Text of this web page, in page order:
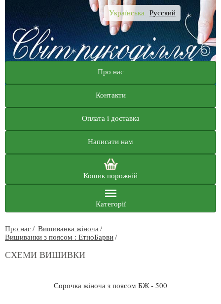
Українська Русский
Про нас
Контакти
Оплата і доставка
Написати нам
Кошик порожній
Категорії
Про нас
Вишиванка жіноча
Вишиванки з поясом : ЕтноБарви
СХЕМИ ВИШИВКИ
Сорочка жіноча з поясом БЖ - 500